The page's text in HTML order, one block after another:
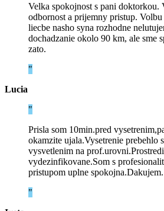
Velka spokojnost s pani doktorkou.
odbornost a prijemny pristup.
liecbe nasho syna rozhodne
dochadzanie okolo 90 km, ale sme
zato.
Lucia
Prisla som 10min.pred
okamzite ujala.Vysetrenie prebehlo
vysvetlenim na
vydezinfikovane.Som s
pristupom uplne spokojna.Dakujem.